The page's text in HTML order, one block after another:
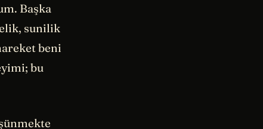
Başka
sunilik
beni
bu